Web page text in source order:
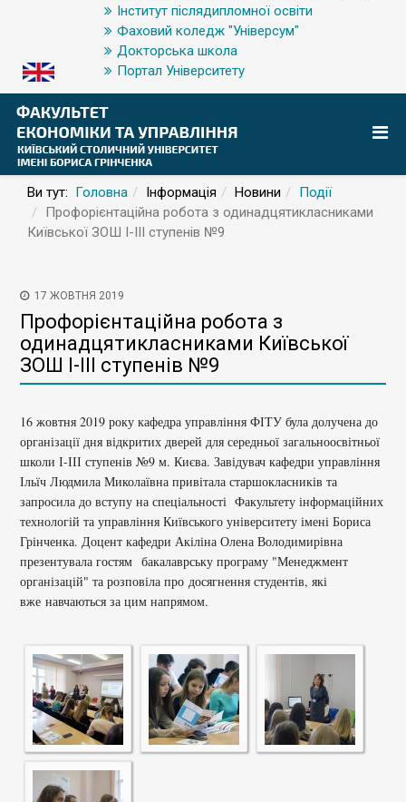
Інститут післядипломної освіти
Фаховий коледж "Універсум"
Докторська школа
Портал Університету
Ви тут: Головна Інформація Новини
Події
Профорієнтаційна робота з одинадцятикласниками
Київської ЗОШ І-ІІІ ступенів №9
17 ЖОВТНЯ 2019
Профорієнтаційна робота з
одинадцятикласниками Київської
ЗОШ І-ІІІ ступенів №9
16 жовтня 2019 року кафедра управління ФІТУ була долучена до
організації дня відкритих дверей для середньої загальноосвітньої
школи І-ІІІ ступенів №9 м. Києва. Завідувач кафедри управління
Ільїч Людмила Миколаївна привітала старшокласників та
запросила до вступу на спеціальності Факультету інформаційних
технологій та управління Київського університету імені Бориса
Грінченка. Доцент кафедри Акіліна Олена Володимирівна
презентувала гостям бакалаврську програму "Менеджмент
організацій" та розповіла про досягнення студентів, які
вже навчаються за цим напрямом.